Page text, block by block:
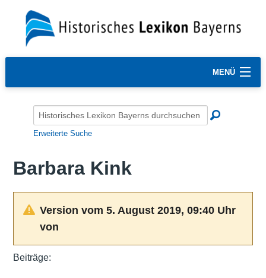
MENÜ
Erweiterte Suche
Barbara Kink
Version vom 5. August 2019, 09:40 Uhr
von
Beiträge: